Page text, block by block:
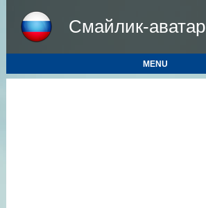
Смайлик-аватар
MENU